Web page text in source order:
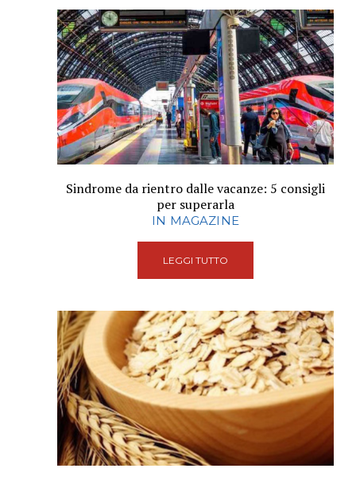
Sindrome da rientro dalle vacanze: 5 consigli
per superarla
IN MAGAZINE
LEGGI TUTTO